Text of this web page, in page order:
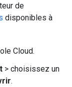
de
disponibles à
Cloud.
> choisissez un
.